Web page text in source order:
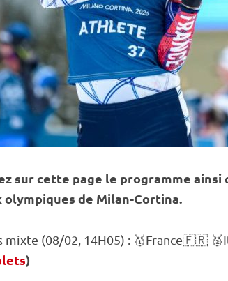
sur cette page le programme
olympiques de Milan-Cortina.
mixte (08/02, 14H05) : 🥇France🇫🇷
)